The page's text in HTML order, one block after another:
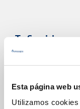
Esta página web
Utilizamos
Tu Servicio
FACTURAS Y PRECIOS
ATENCIÓN AL